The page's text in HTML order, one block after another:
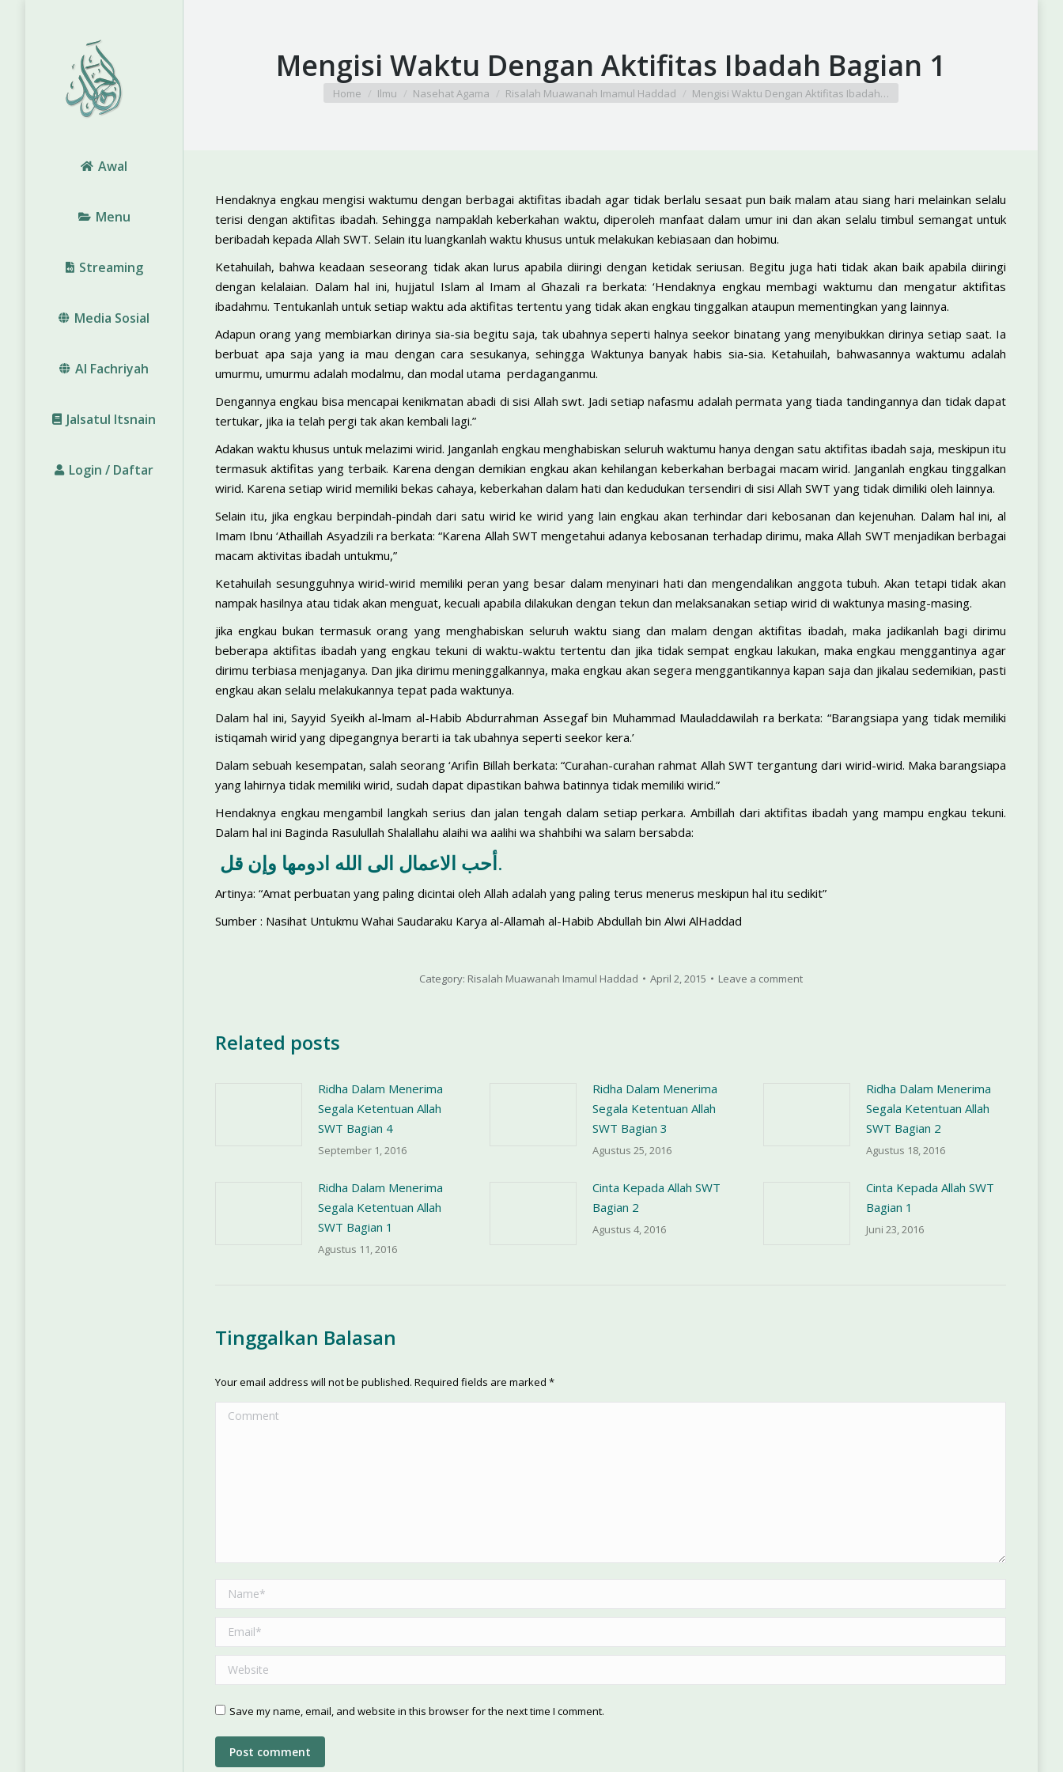
Awal
Menu
Streaming
Media Sosial
Al Fachriyah
Jalsatul Itsnain
Login / Daftar
Mengisi Waktu Dengan Aktifitas Ibadah Bagian 1
You are here:
Home Ilmu Nasehat Agama Risalah Muawanah Imamul Haddad Mengisi Waktu Dengan Aktifitas Ibadah…
Hendaknya engkau mengisi waktumu dengan berbagai aktifitas ibadah agar tidak berlalu sesaat pun baik malam atau siang hari melainkan selalu
terisi dengan aktifitas ibadah. Sehingga nampaklah keberkahan waktu, diperoleh manfaat dalam umur ini dan akan selalu timbul semangat untuk
beribadah kepada Allah SWT. Selain itu luangkanlah waktu khusus untuk melakukan kebiasaan dan hobimu.
Ketahuilah, bahwa keadaan seseorang tidak akan lurus apabila diiringi dengan ketidak seriusan. Begitu juga hati tidak akan baik apabila diiringi
dengan kelalaian. Dalam hal ini, hujjatul Islam al Imam al Ghazali ra berkata: ‘Hendaknya engkau membagi waktumu dan mengatur aktifitas
ibadahmu. Tentukanlah untuk setiap waktu ada aktifitas tertentu yang tidak akan engkau tinggalkan ataupun mementingkan yang lainnya.
Adapun orang yang membiarkan dirinya sia-sia begitu saja, tak ubahnya seperti halnya seekor binatang yang menyibukkan dirinya setiap saat. Ia
berbuat apa saja yang ia mau dengan cara sesukanya, sehingga Waktunya banyak habis sia-sia. Ketahuilah, bahwasannya waktumu adalah
umurmu, umurmu adalah modalmu, dan modal utama perdaganganmu.
Dengannya engkau bisa mencapai kenikmatan abadi di sisi Allah swt. Jadi setiap nafasmu adalah permata yang tiada tandingannya dan tidak dapat
tertukar, jika ia telah pergi tak akan kembali lagi.”
Adakan waktu khusus untuk melazimi wirid. Janganlah engkau menghabiskan seluruh waktumu hanya dengan satu aktifitas ibadah saja, meskipun itu
termasuk aktifitas yang terbaik. Karena dengan demikian engkau akan kehilangan keberkahan berbagai macam wirid. Janganlah engkau tinggalkan
wirid. Karena setiap wirid memiliki bekas cahaya, keberkahan dalam hati dan kedudukan tersendiri di sisi Allah SWT yang tidak dimiliki oleh lainnya.
Selain itu, jika engkau berpindah-pindah dari satu wirid ke wirid yang lain engkau akan terhindar dari kebosanan dan kejenuhan. Dalam hal ini, al
Imam Ibnu ‘Athaillah Asyadzili ra berkata: “Karena Allah SWT mengetahui adanya kebosanan terhadap dirimu, maka Allah SWT menjadikan berbagai
macam aktivitas ibadah untukmu,”
Ketahuilah sesungguhnya wirid-wirid memiliki peran yang besar dalam menyinari hati dan mengendalikan anggota tubuh. Akan tetapi tidak akan
nampak hasilnya atau tidak akan menguat, kecuali apabila dilakukan dengan tekun dan melaksanakan setiap wirid di waktunya masing-masing.
jika engkau bukan termasuk orang yang menghabiskan seluruh waktu siang dan malam dengan aktifitas ibadah, maka jadikanlah bagi dirimu
beberapa aktifitas ibadah yang engkau tekuni di waktu-waktu tertentu dan jika tidak sempat engkau lakukan, maka engkau menggantinya agar
dirimu terbiasa menjaganya. Dan jika dirimu meninggalkannya, maka engkau akan segera menggantikannya kapan saja dan jikalau sedemikian, pasti
engkau akan selalu melakukannya tepat pada waktunya.
Dalam hal ini, Sayyid Syeikh al-lmam al-Habib Abdurrahman Assegaf bin Muhammad Mauladdawilah ra berkata: “Barangsiapa yang tidak memiliki
istiqamah wirid yang dipegangnya berarti ia tak ubahnya seperti seekor kera.’
Dalam sebuah kesempatan, salah seorang ‘Arifin Billah berkata: “Curahan-curahan rahmat Allah SWT tergantung dari wirid-wirid. Maka barangsiapa
yang lahirnya tidak memiliki wirid, sudah dapat dipastikan bahwa batinnya tidak memiliki wirid.”
Hendaknya engkau mengambil langkah serius dan jalan tengah dalam setiap perkara. Ambillah dari aktifitas ibadah yang mampu engkau tekuni.
Dalam hal ini Baginda Rasulullah Shalallahu alaihi wa aalihi wa shahbihi wa salam bersabda:
أحب الاعمال الى الله ادومها وإن قل.
Artinya: “Amat perbuatan yang paling dicintai oleh Allah adalah yang paling terus menerus meskipun hal itu sedikit”
Sumber : Nasihat Untukmu Wahai Saudaraku Karya al-Allamah al-Habib Abdullah bin Alwi AlHaddad
Category: Risalah Muawanah Imamul Haddad April 2, 2015 Leave a comment
Related posts
Ridha Dalam Menerima
Segala Ketentuan Allah
SWT Bagian 4
September 1, 2016
Ridha Dalam Menerima
Segala Ketentuan Allah
SWT Bagian 3
Agustus 25, 2016
Ridha Dalam Menerima
Segala Ketentuan Allah
SWT Bagian 2
Agustus 18, 2016
Ridha Dalam Menerima
Segala Ketentuan Allah
SWT Bagian 1
Agustus 11, 2016
Cinta Kepada Allah SWT
Bagian 2
Agustus 4, 2016
Cinta Kepada Allah SWT
Bagian 1
Juni 23, 2016
Tinggalkan Balasan
Your email address will not be published. Required fields are marked *
Comment
Name *
Email *
Website
Save my name, email, and website in this browser for the next time I comment.
Post comment